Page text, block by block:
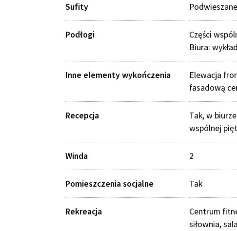
Sufity Podwieszane
Podłogi
Części
Biura:
Inne elementy wykończenia
Elewacja
fasadową
Recepcja
Tak, w
wspólnej
Winda 2
Pomieszczenia socjalne Tak
Rekreacja
Centrum
siłownia,